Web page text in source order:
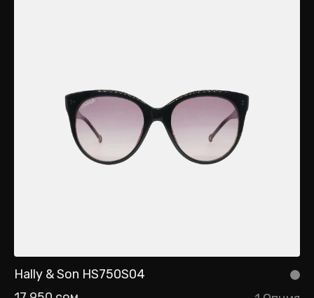
Hally & Son HS750S04